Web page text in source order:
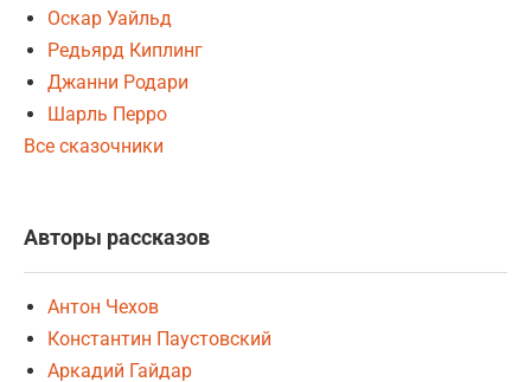
Оскар Уайльд
Редьярд Киплинг
Джанни Родари
Шарль Перро
Все сказочники
Авторы рассказов
Антон Чехов
Константин Паустовский
Аркадий Гайдар